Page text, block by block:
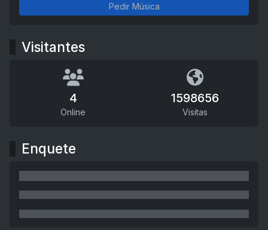
Pedir Música
Visitantes
4
Online
1598656
Visitas
Enquete